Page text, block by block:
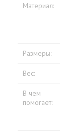
Материал:
Размеры:
Вес:
В чем
помогает: